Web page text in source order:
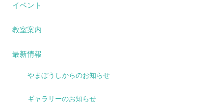
イベント
教室案内
最新情報
やまぼうしからのお知らせ
ギャラリーのお知らせ